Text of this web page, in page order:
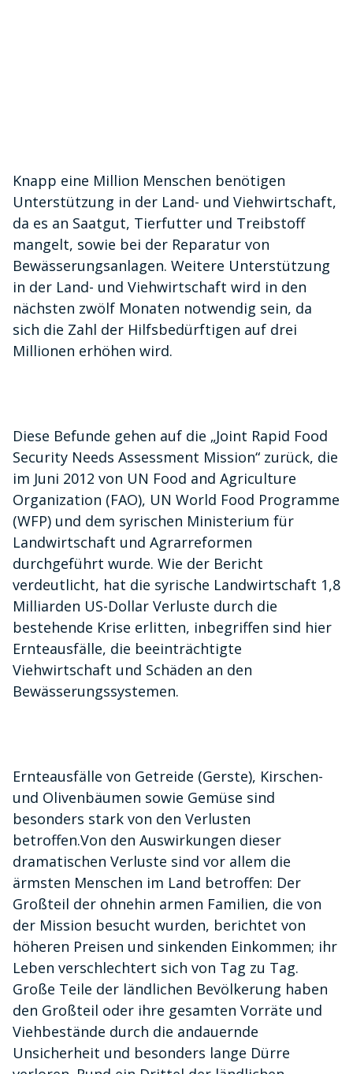
Knapp eine Million Menschen benötigen
Unterstützung in der Land- und Viehwirtschaft,
da es an Saatgut, Tierfutter und Treibstoff
mangelt, sowie bei der Reparatur von
Bewässerungsanlagen. Weitere Unterstützung
in der Land- und Viehwirtschaft wird in den
nächsten zwölf Monaten notwendig sein, da
sich die Zahl der Hilfsbedürftigen auf drei
Millionen erhöhen wird.
Diese Befunde gehen auf die „Joint Rapid Food
Security Needs Assessment Mission“ zurück, die
im Juni 2012 von UN Food and Agriculture
Organization (FAO), UN World Food Programme
(WFP) und dem syrischen Ministerium für
Landwirtschaft und Agrarreformen
durchgeführt wurde. Wie der Bericht
verdeutlicht, hat die syrische Landwirtschaft 1,8
Milliarden US-Dollar Verluste durch die
bestehende Krise erlitten, inbegriffen sind hier
Ernteausfälle, die beeinträchtigte
Viehwirtschaft und Schäden an den
Bewässerungssystemen.
Ernteausfälle von Getreide (Gerste), Kirschen-
und Olivenbäumen sowie Gemüse sind
besonders stark von den Verlusten
betroffen.Von den Auswirkungen dieser
dramatischen Verluste sind vor allem die
ärmsten Menschen im Land betroffen: Der
Großteil der ohnehin armen Familien, die von
der Mission besucht wurden, berichtet von
höheren Preisen und sinkenden Einkommen; ihr
Leben verschlechtert sich von Tag zu Tag.
Große Teile der ländlichen Bevölkerung haben
den Großteil oder ihre gesamten Vorräte und
Viehbestände durch die andauernde
Unsicherheit und besonders lange Dürre